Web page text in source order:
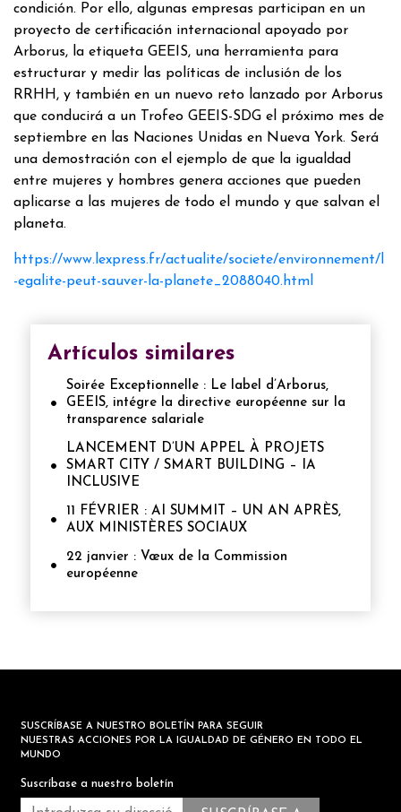
condición. Por ello, algunas empresas participan en un
proyecto de certificación internacional apoyado por
Arborus, la etiqueta GEEIS, una herramienta para
estructurar y medir las políticas de inclusión de los
RRHH, y también en un nuevo reto lanzado por Arborus
que conducirá a un Trofeo GEEIS-SDG el próximo mes de
septiembre en las Naciones Unidas en Nueva York. Será
una demostración con el ejemplo de que la igualdad
entre mujeres y hombres genera acciones que pueden
aplicarse a las mujeres de todo el mundo y que salvan el
planeta.
https://www.lexpress.fr/actualite/societe/environnement/l
-egalite-peut-sauver-la-planete_2088040.html
Artículos similares
Soirée Exceptionnelle : Le label d’Arborus,
GEEIS, intégre la directive européenne sur la
transparence salariale
LANCEMENT D’UN APPEL À PROJETS
SMART CITY / SMART BUILDING – IA
INCLUSIVE
11 FÉVRIER : AI SUMMIT – UN AN APRÈS,
AUX MINISTÈRES SOCIAUX
22 janvier : Vœux de la Commission
européenne
SUSCRÍBASE A NUESTRO BOLETÍN PARA SEGUIR
NUESTRAS ACCIONES POR LA IGUALDAD DE GÉNERO EN TODO EL
MUNDO
Suscríbase a nuestro boletín